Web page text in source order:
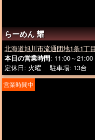
らーめん 耀
北海道旭川市流通団地1条1丁
本日の営業時間: 11:00～21:00
定休日: 火曜 駐車場: 13台
営業時間中